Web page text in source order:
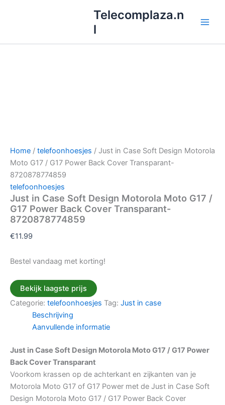
inhoud
Telecomplaza.n
l
Home / telefoonhoesjes / Just in Case Soft Design Motorola
Moto G17 / G17 Power Back Cover Transparant-
8720878774859
telefoonhoesjes
Just in Case Soft Design Motorola Moto G17 /
G17 Power Back Cover Transparant-
8720878774859
€11.99
Bestel vandaag met korting!
Bekijk laagste prijs
Categorie: telefoonhoesjes Tag: Just in case
Beschrijving
Aanvullende informatie
Just in Case Soft Design Motorola Moto G17 / G17 Power
Back Cover Transparant
Voorkom krassen op de achterkant en zijkanten van je
Motorola Moto G17 of G17 Power met de Just in Case Soft
Design Motorola Moto G17 / G17 Power Back Cover